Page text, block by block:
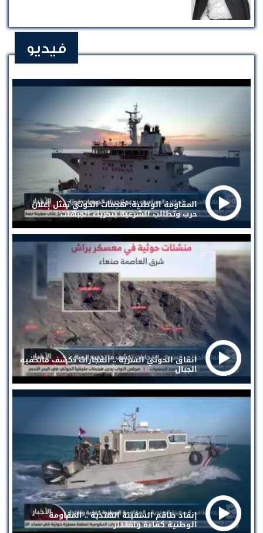
فيديو
المقاومة الوطنية: هجمات الحوثي تمثل إعلان
حرب وتطالب الشرعية بتحريك الجبهات
أنفاق الحوثي السرية .. انفجارات تكشف ماتخفيه
الجبال
إنقاذ طاقم السفينة الهندية .. المقاومة
الوطنية كفاءة واقتدار